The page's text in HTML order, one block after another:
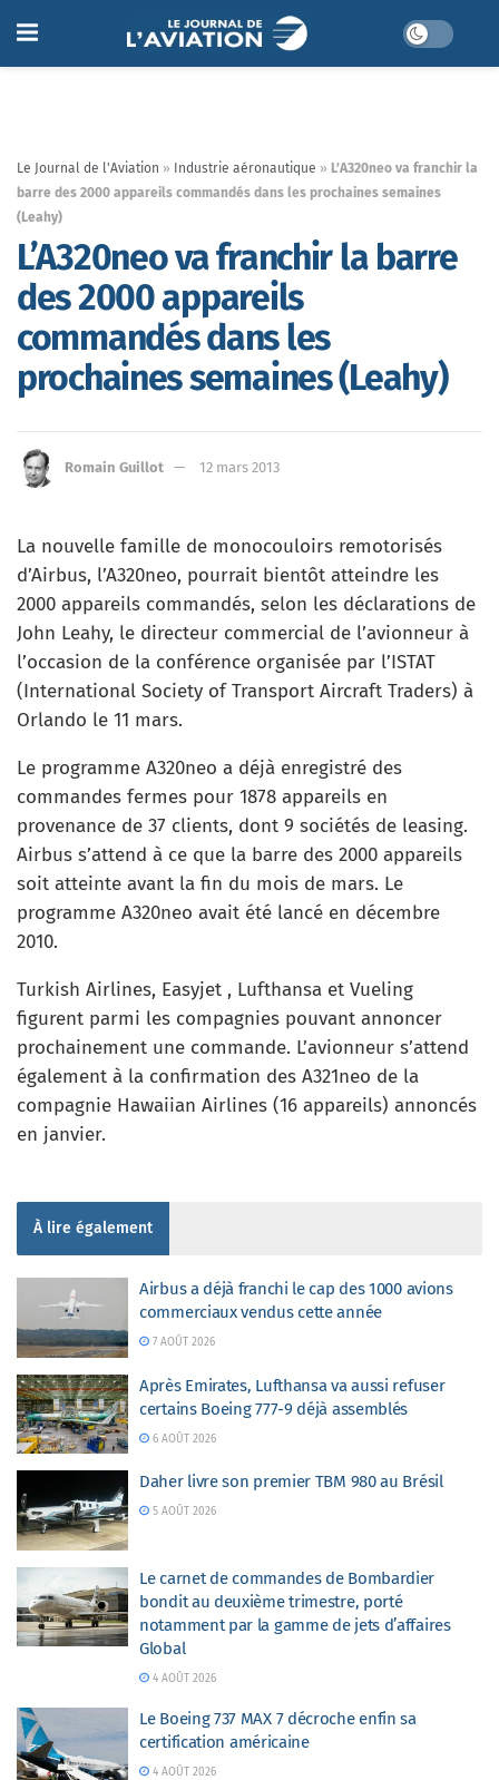
Le Journal de l'Aviation » Industrie aéronautique » L’A320neo va franchir la
barre des 2000 appareils commandés dans les prochaines semaines
(Leahy)
L’A320neo va franchir la barre
des 2000 appareils
commandés dans les
prochaines semaines (Leahy)
Romain Guillot 12 mars 2013
La nouvelle famille de monocouloirs remotorisés
d’Airbus, l’A320neo, pourrait bientôt atteindre les
2000 appareils commandés, selon les déclarations de
John Leahy, le directeur commercial de l’avionneur à
l’occasion de la conférence organisée par l’ISTAT
(International Society of Transport Aircraft Traders) à
Orlando le 11 mars.
Le programme A320neo a déjà enregistré des
commandes fermes pour 1878 appareils en
provenance de 37 clients, dont 9 sociétés de leasing.
Airbus s’attend à ce que la barre des 2000 appareils
soit atteinte avant la fin du mois de mars. Le
programme A320neo avait été lancé en décembre
2010.
Turkish Airlines, Easyjet , Lufthansa et Vueling
figurent parmi les compagnies pouvant annoncer
prochainement une commande. L’avionneur s’attend
également à la confirmation des A321neo de la
compagnie Hawaiian Airlines (16 appareils) annoncés
en janvier.
À lire également
Airbus a déjà franchi le cap des 1000 avions
commerciaux vendus cette année
7 AOÛT 2026
Après Emirates, Lufthansa va aussi refuser
certains Boeing 777-9 déjà assemblés
6 AOÛT 2026
Daher livre son premier TBM 980 au Brésil
5 AOÛT 2026
Le carnet de commandes de Bombardier
bondit au deuxième trimestre, porté
notamment par la gamme de jets d’affaires
Global
4 AOÛT 2026
Le Boeing 737 MAX 7 décroche enfin sa
certification américaine
4 AOÛT 2026